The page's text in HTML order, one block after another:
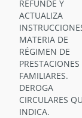
REFUNDE Y
ACTUALIZA
MATERIA DE
RÉGIMEN DE
PRESTACIONES
FAMILIARES.
DEROGA
CIRCULARES
INDICA.